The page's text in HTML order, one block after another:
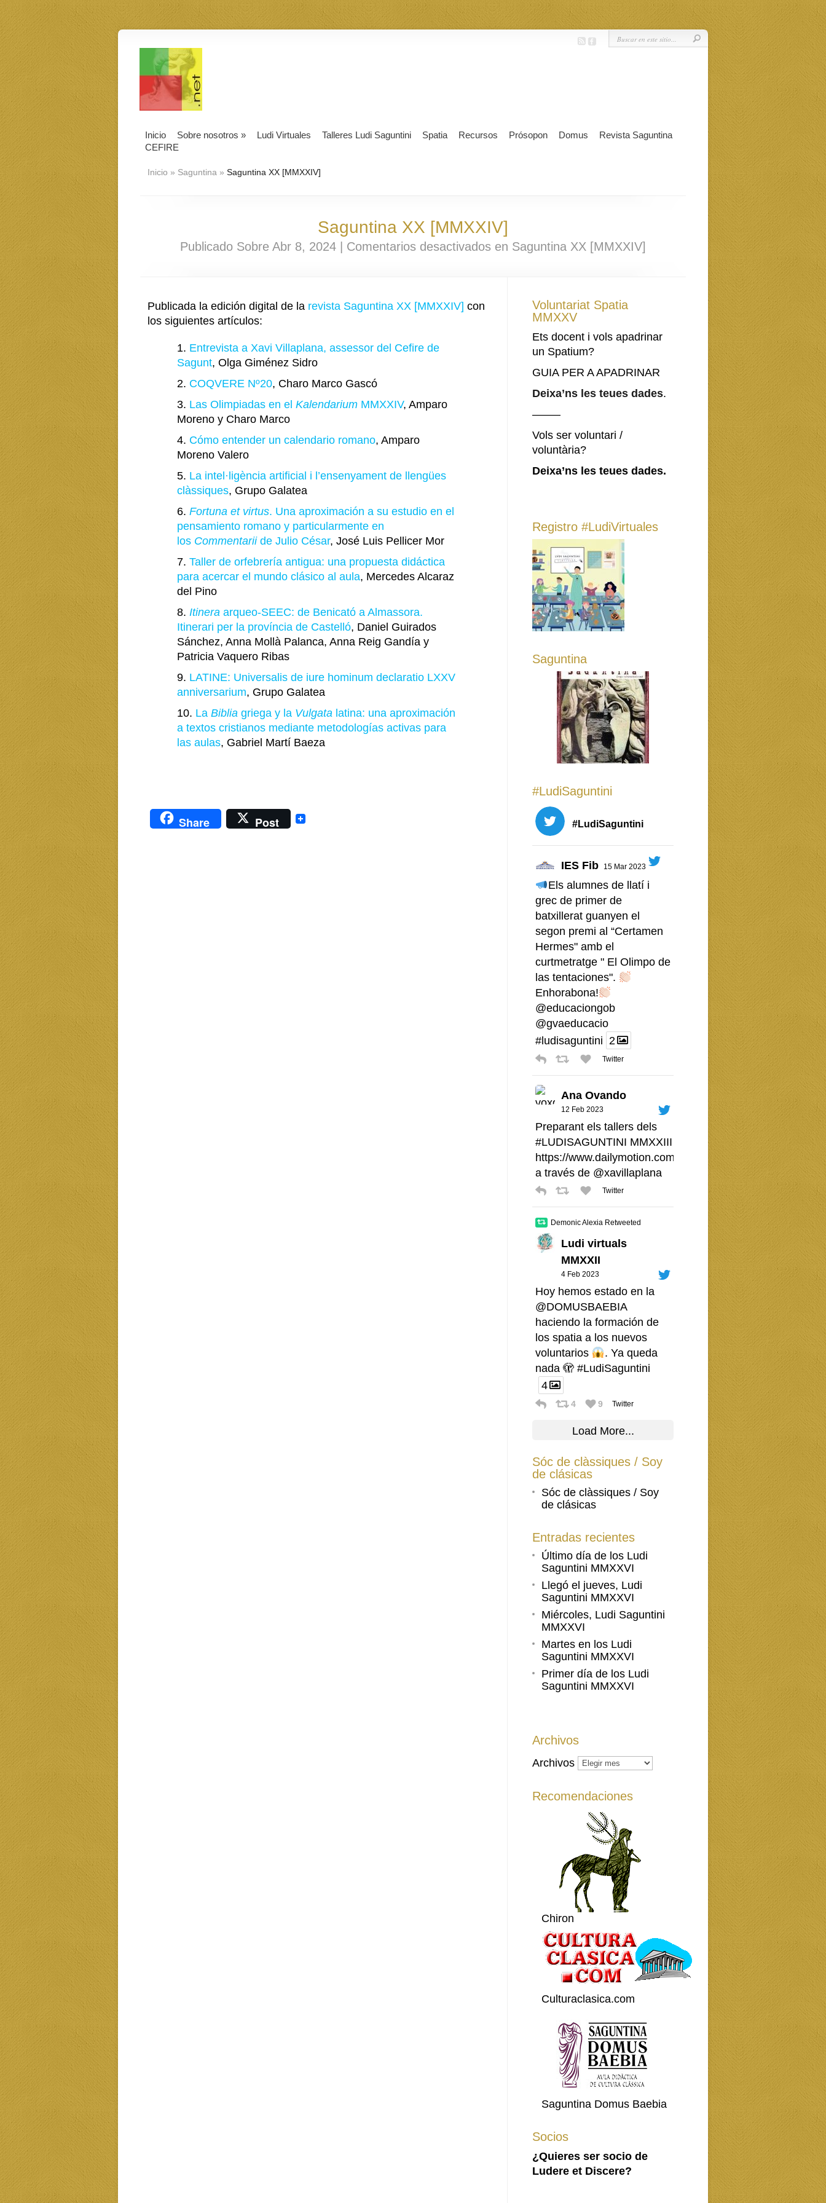
Inicio Sobre nosotros » Ludi Virtuales Talleres Ludi Saguntini Spatia Recursos Prósopon Domus
Revista Saguntina
CEFIRE
Inicio » Saguntina » Saguntina XX [MMXXIV]
Saguntina XX [MMXXIV]
Publicado Sobre Abr 8, 2024 | Comentarios desactivados en Saguntina XX [MMXXIV]
Publicada la edición digital de la revista Saguntina XX [MMXXIV] con
los siguientes artículos:
1. Entrevista a Xavi Villaplana, assessor del Cefire de
Sagunt, Olga Giménez Sidro
2. COQVERE Nº20, Charo Marco Gascó
3. Las Olimpiadas en el Kalendarium MMXXIV, Amparo
Moreno y Charo Marco
4. Cómo entender un calendario romano, Amparo
Moreno Valero
5. La intel·ligència artificial i l’ensenyament de llengües
clàssiques, Grupo Galatea
6. Fortuna et virtus. Una aproximación a su estudio en el
pensamiento romano y particularmente en
los Commentariide Julio César, José Luis Pellicer Mor
7. Taller de orfebrería antigua: una propuesta didáctica
para acercar el mundo clásico al aula, Mercedes Alcaraz
del Pino
8. Itinera arqueo-SEEC: de Benicató a Almassora.
Itinerari per la província de Castelló, Daniel Guirados
Sánchez, Anna Mollà Palanca, Anna Reig Gandía y
Patricia Vaquero Ribas
9. LATINE: Universalis de iure hominum declaratio LXXV
anniversarium, Grupo Galatea
10. La Biblia griega y la Vulgata latina: una aproximación
a textos cristianos mediante metodologías activas para
las aulas, Gabriel Martí Baeza
Share Post
Voluntariat Spatia
MMXXV
Ets docent i vols apadrinar
un Spatium?
GUIA PER A APADRINAR
Deixa’ns les teues dades.
——–
Vols ser voluntari /
voluntària?
Deixa’ns les teues dades.
Registro #LudiVirtuales
Saguntina
#LudiSaguntini
#LudiSaguntini
IES Fib 15 Mar 2023
Els alumnes de llatí i
grec de primer de
batxillerat guanyen el
segon premi al “Certamen
Hermes" amb el
curtmetratge " El Olimpo de
las tentaciones".
Enhorabona!
@educaciongob
@gvaeducacio
#ludisaguntini 2
Twitter
Ana Ovando
12 Feb 2023
Preparant els tallers dels
#LUDISAGUNTINI MMXXIII -
https://www.dailymotion.com/video/x8i7tcn
a través de @xavillaplana
Twitter
Demonic Alexia Retweeted
Ludi virtuals
MMXXII
4 Feb 2023
Hoy hemos estado en la
@DOMUSBAEBIA
haciendo la formación de
los spatia a los nuevos
voluntarios
. Ya queda
nada 🫣 #LudiSaguntini
4
4 9 Twitter
Load More...
Sóc de clàssiques / Soy
de clásicas
Sóc de clàssiques / Soy
de clásicas
Entradas recientes
Último día de los Ludi
Saguntini MMXXVI
Llegó el jueves, Ludi
Saguntini MMXXVI
Miércoles, Ludi Saguntini
MMXXVI
Martes en los Ludi
Saguntini MMXXVI
Primer día de los Ludi
Saguntini MMXXVI
Archivos
Archivos
Recomendaciones
Chiron
Culturaclasica.com
Saguntina Domus Baebia
Socios
¿Quieres ser socio de
Ludere et Discere?